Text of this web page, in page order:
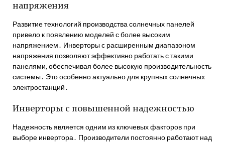
напряжения
Развитие технологий производства солнечных панелей
привело к появлению моделей с более высоким
напряжением․ Инверторы с расширенным диапазоном
напряжения позволяют эффективно работать с такими
панелями‚ обеспечивая более высокую производительность
системы․ Это особенно актуально для крупных солнечных
электростанций․
Инверторы с повышенной надежностью
Надежность является одним из ключевых факторов при
выборе инвертора․ Производители постоянно работают над